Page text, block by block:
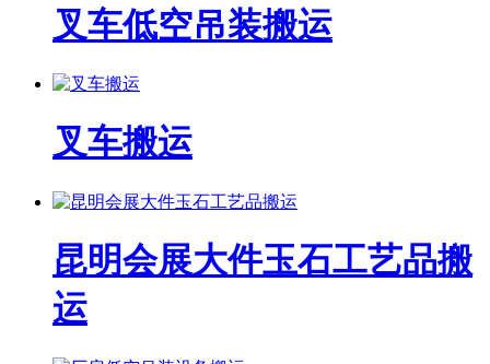
叉车低空吊装搬运
叉车搬运
昆明会展大件玉石工艺品搬
运